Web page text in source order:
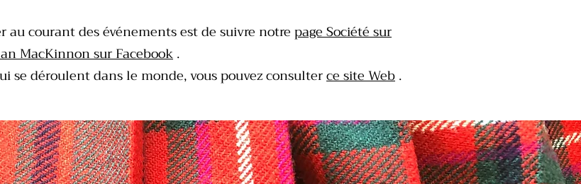
courant des événements est de suivre notrepage Société sur
MacKinnon sur Facebook.
se déroulent dans le monde, vous pouvez consulterce site Web.